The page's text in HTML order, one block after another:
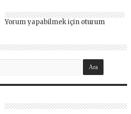
Yorum yapabilmek için oturum